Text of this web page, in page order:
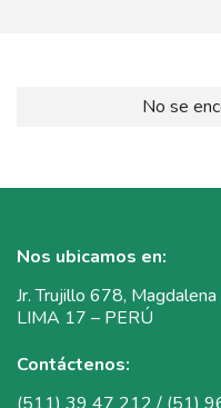
No se
Nos ubicamos en:
Jr. Trujillo 678,
LIMA 17 – PERÚ
Contáctenos: